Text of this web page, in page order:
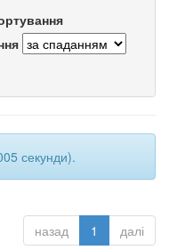
секунди).
назад 1 далі